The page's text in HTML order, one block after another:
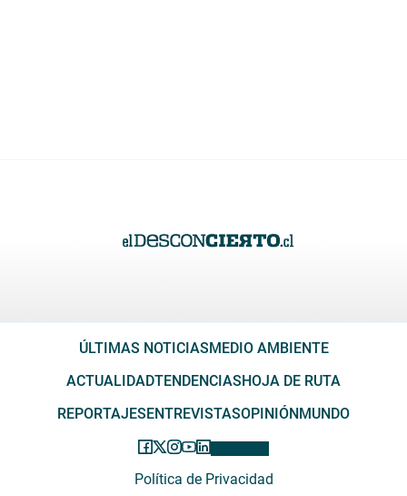
ÚLTIMAS NOTICIAS MEDIO AMBIENTE
ACTUALIDADTENDENCIAS HOJA DE RUTA
REPORTAJES ENTREVISTASOPINIÓN MUNDO
Política de Privacidad